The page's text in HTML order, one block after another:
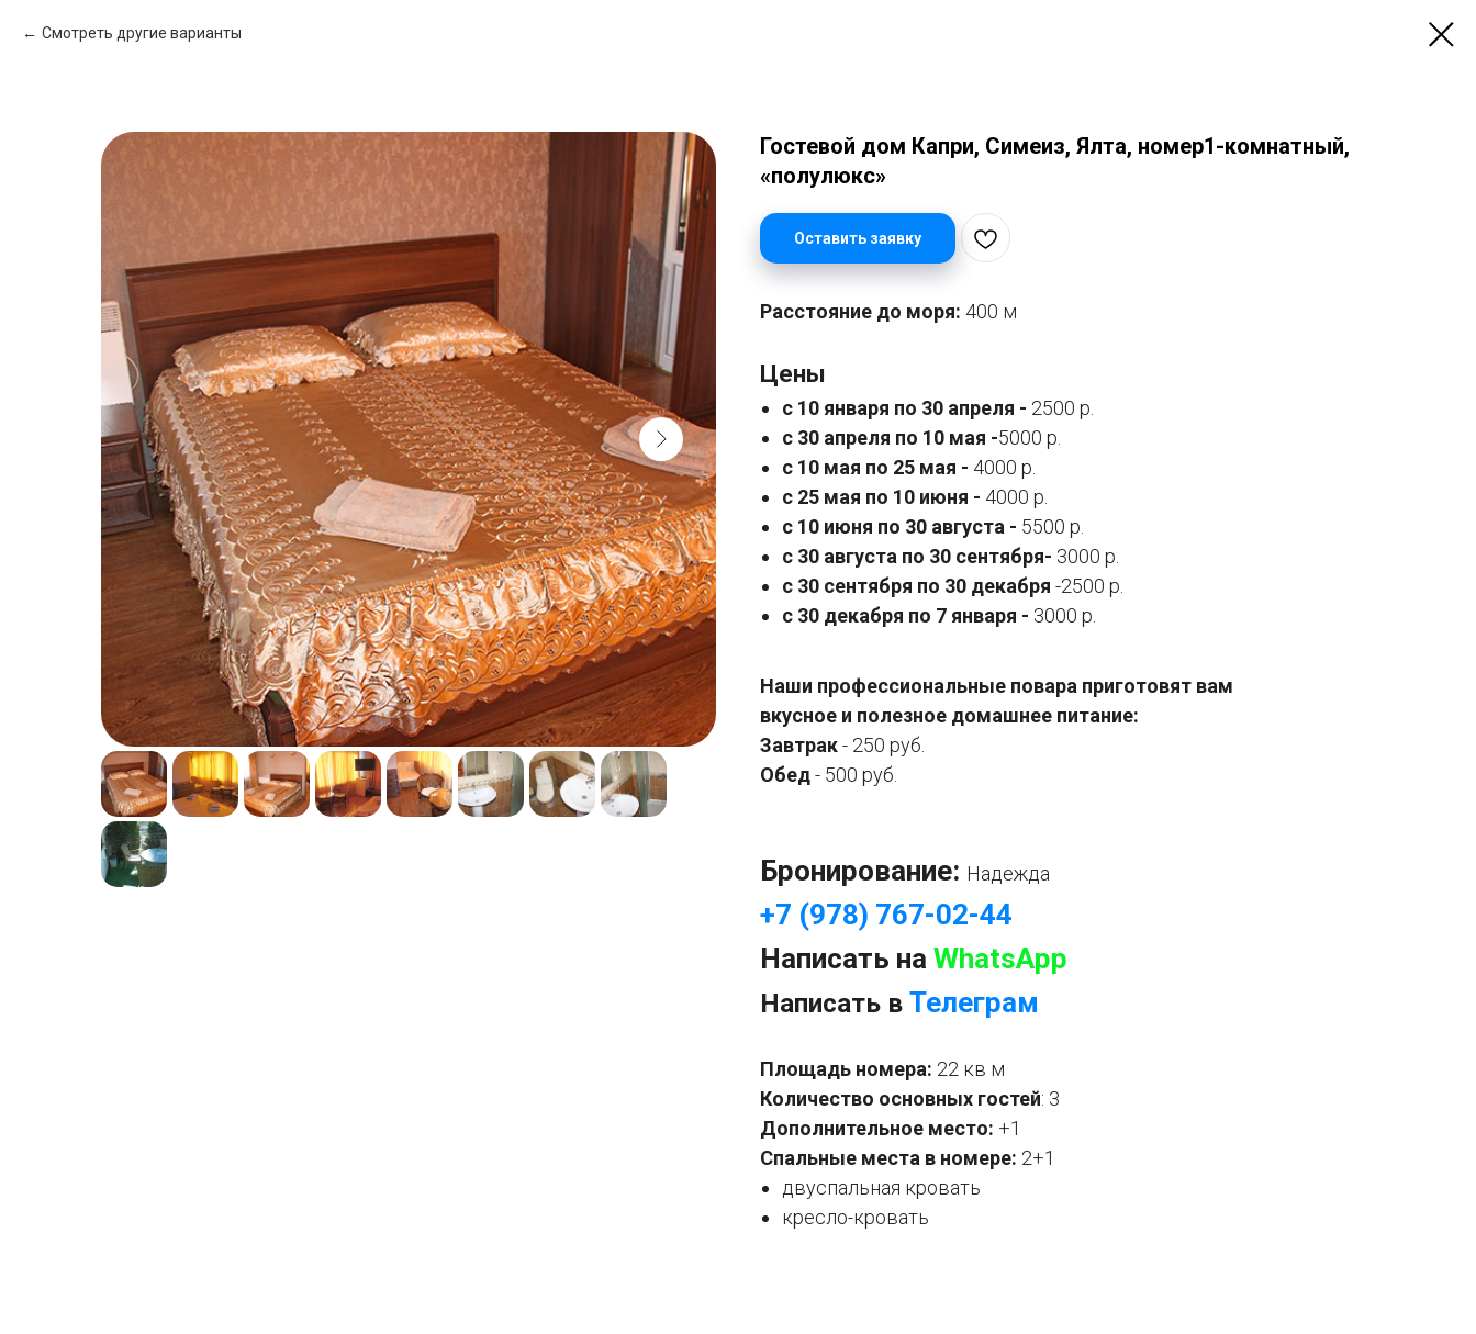
Смотреть другие варианты
Гостевой дом Капри, Симеиз, Ялта, номер1-комнатный,
«полулюкс»
Оставить заявку
Расстояние до моря: 400 м
Цены
с 10 января по 30 апреля - 2500 р.
с 30 апреля по 10 мая -5000 р.
с 10 мая по 25 мая - 4000 р.
с 25 мая по 10 июня - 4000 р.
с 10 июня по 30 августа - 5500 р.
с 30 августа по 30 сентября- 3000 р.
с 30 сентября по 30 декабря -2500 р.
с 30 декабря по 7 января - 3000 р.
Наши профессиональные повара приготовят вам
вкусное и полезное домашнее питание:
Завтрак- 250 руб.
Обед- 500 руб.
Бронирование: Надежда
+7 (978) 767-02-44
Написать на WhatsApp
Написать в Телеграм
Площадь номера: 22 кв м
Количество основных гостей: 3
Дополнительное место: +1
Спальные места в номере: 2+1
двуспальная кровать
кресло-кровать